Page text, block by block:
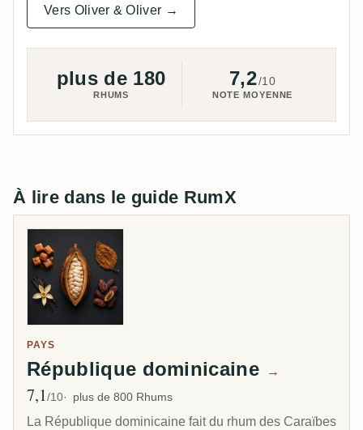
Vers Oliver & Oliver →
plus de 180
RHUMS
7,2/10
NOTE MOYENNE
À lire dans le guide RumX
PAYS
République dominicaine →
Note moyenne
7,1/10 plus de 800 Rhums
La République dominicaine fait du rhum des Caraïbes